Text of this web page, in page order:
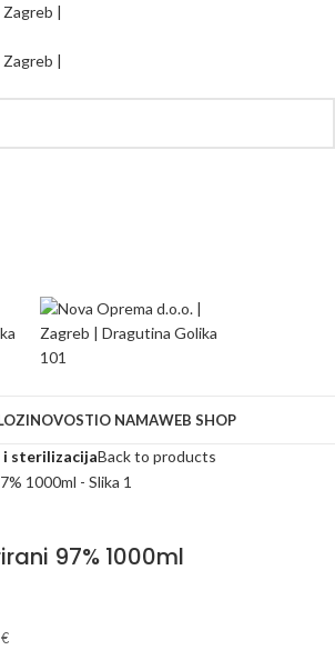
NOVOSTIO NAMAWEB SHOP
i sterilizacijaBack to products
97% 1000ml
€